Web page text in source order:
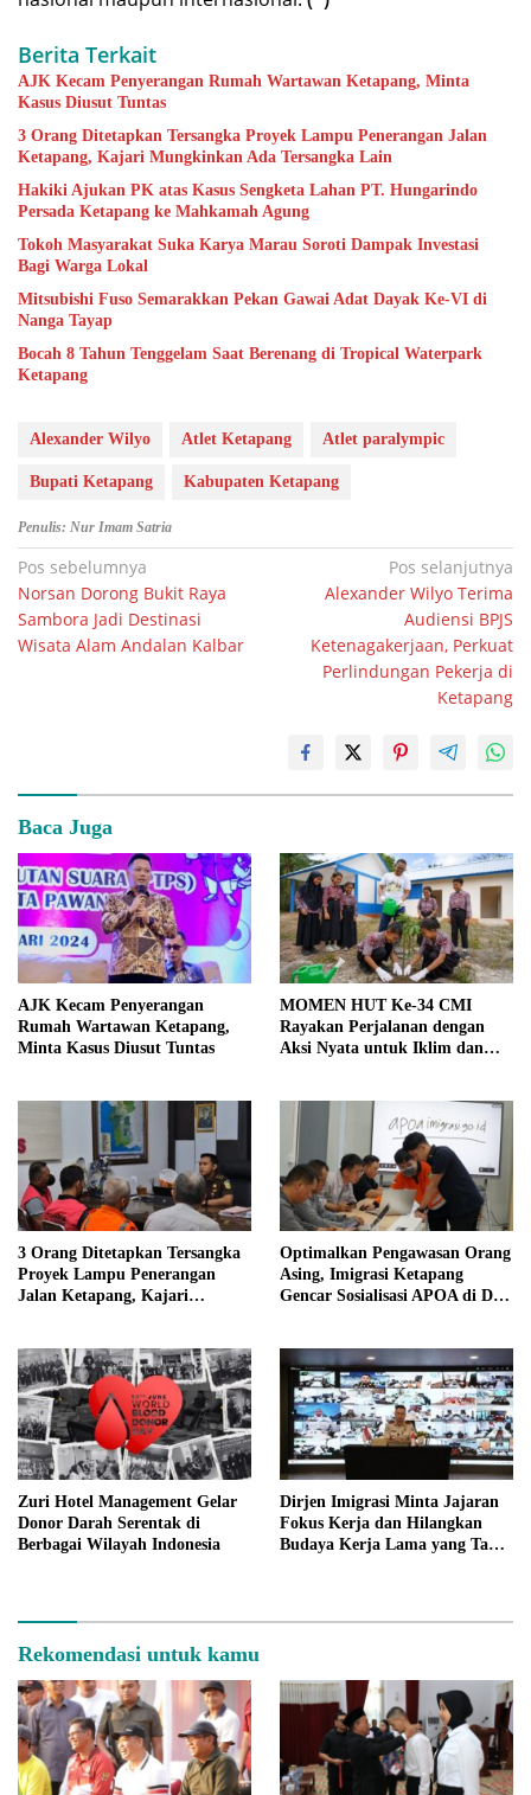
Berita Terkait
AJK Kecam Penyerangan Rumah Wartawan Ketapang, Minta
Kasus Diusut Tuntas
3 Orang Ditetapkan Tersangka Proyek Lampu Penerangan Jalan
Ketapang, Kajari Mungkinkan Ada Tersangka Lain
Hakiki Ajukan PK atas Kasus Sengketa Lahan PT. Hungarindo
Persada Ketapang ke Mahkamah Agung
Tokoh Masyarakat Suka Karya Marau Soroti Dampak Investasi
Bagi Warga Lokal
Mitsubishi Fuso Semarakkan Pekan Gawai Adat Dayak Ke-VI di
Nanga Tayap
Bocah 8 Tahun Tenggelam Saat Berenang di Tropical Waterpark
Ketapang
Alexander Wilyo Atlet Ketapang Atlet paralympic
Bupati Ketapang Kabupaten Ketapang
Penulis: Nur Imam Satria
Navigasi
pos
Pos sebelumnya
Norsan Dorong Bukit Raya
Sambora Jadi Destinasi
Wisata Alam Andalan Kalbar
Pos selanjutnya
Alexander Wilyo Terima
Audiensi BPJS
Ketenagakerjaan, Perkuat
Perlindungan Pekerja di
Ketapang
Baca Juga
AJK Kecam Penyerangan
Rumah Wartawan Ketapang,
Minta Kasus Diusut Tuntas
MOMEN HUT Ke-34 CMI
Rayakan Perjalanan dengan
Aksi Nyata untuk Iklim dan
3 Orang Ditetapkan Tersangka
Proyek Lampu Penerangan
Jalan Ketapang, Kajari
Optimalkan Pengawasan Orang
Asing, Imigrasi Ketapang
Gencar Sosialisasi APOA di Dua
Zuri Hotel Management Gelar
Donor Darah Serentak di
Berbagai Wilayah Indonesia
Dirjen Imigrasi Minta Jajaran
Fokus Kerja dan Hilangkan
Budaya Kerja Lama yang Tak
Rekomendasi untuk kamu